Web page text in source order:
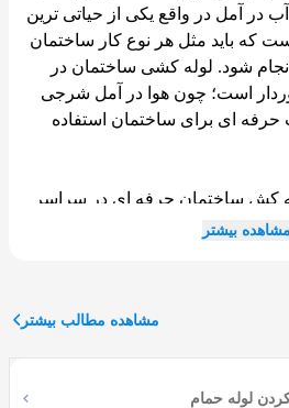
آمل در واقع یکی از حیاتی ترین
که باید مثل هر نوع کار ساختمان
شود. لوله کشی ساختمان در
است؛ چون هوا در آمل شرجی
ای برای ساختمان استفاده
کش ساختمان حرفه ای در سراسر
های مسکونی زیادی در
می کنند.
مشاهده بیشتر
مشاهده مطالب بیشتر
لوله حمام